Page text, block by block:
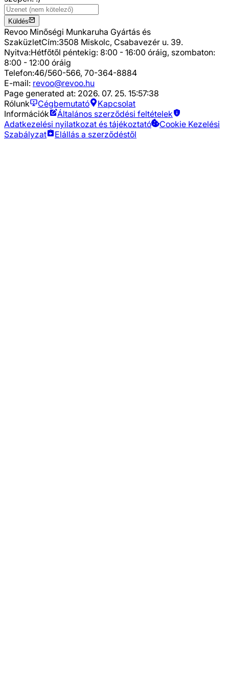
Küldés
Revoo Minőségi Munkaruha Gyártás és
SzaküzletCím:3508 Miskolc, Csabavezér u. 39.
Nyitva:Hétfőtől péntekig: 8:00 - 16:00 óráig, szombaton:
8:00 - 12:00 óráig
Telefon:46/560-566, 70-364-8884
E-mail: revoo@revoo.hu
Page generated at: 2026. 07. 25. 15:57:38
Rólunk
Cégbemutató
Kapcsolat
Információk
Általános szerződési feltételek
Adatkezelési nyilatkozat és tájékoztató
Cookie Kezelési
Szabályzat
Elállás a szerződéstől